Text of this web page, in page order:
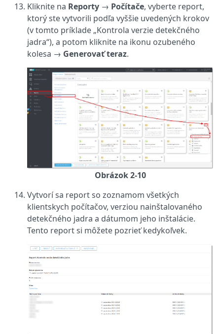
Kliknite na Reporty → Počítače, vyberte report,
ktorý ste vytvorili podľa vyššie uvedených krokov
(v tomto príklade „Kontrola verzie detekčného
jadra“), a potom kliknite na ikonu ozubeného
kolesa → Generovať teraz.
Obrázok 2-10
Vytvorí sa report so zoznamom všetkých
klientskych počítačov, verziou nainštalovaného
detekčného jadra a dátumom jeho inštalácie.
Tento report si môžete pozrieť kedykoľvek.